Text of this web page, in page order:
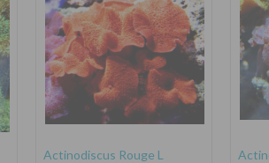
Actinodiscus Rouge L